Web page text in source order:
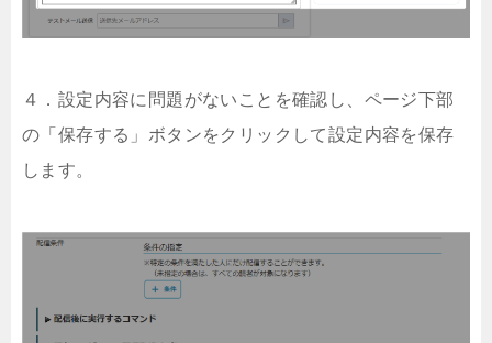
４．設定内容に問題がないことを確認し、ページ下部
の「保存する」ボタンをクリックして設定内容を保存
します。